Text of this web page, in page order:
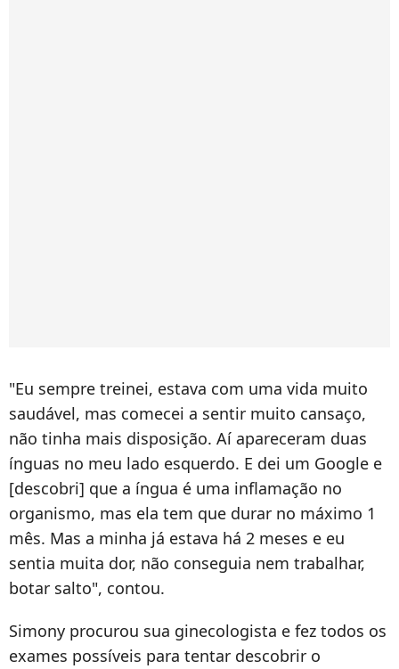
"Eu sempre treinei, estava com uma vida muito
saudável, mas comecei a sentir muito cansaço,
não tinha mais disposição. Aí apareceram duas
ínguas no meu lado esquerdo. E dei um Google e
[descobri] que a íngua é uma inflamação no
organismo, mas ela tem que durar no máximo 1
mês. Mas a minha já estava há 2 meses e eu
sentia muita dor, não conseguia nem trabalhar,
botar salto", contou.
Simony procurou sua ginecologista e fez todos os
exames possíveis para tentar descobrir o